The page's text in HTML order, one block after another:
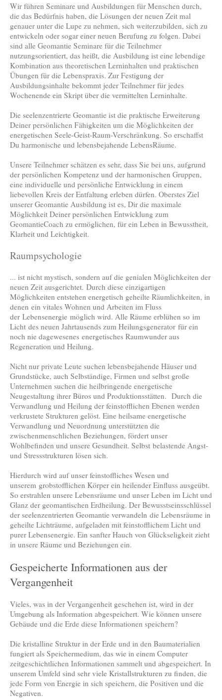
Wir führen Seminare und Ausbildungen für Menschen durch,
die das Bedürfnis haben, die Lösungen der neuen Zeit mal
genauer unter die Lupe zu nehmen, sich weiterzubilden, sich zu
entwickeln oder sogar einer neuen Berufung zu folgen. Dabei
sind alle Geomantie Seminare für die Teilnehmer
nutzungsorientiert, das heißt, die Ausbildung ist eine lebendige
Kombination aus theoretischen Lerninhalten und praktischen
Übungen für die Lebenspraxis. Zur Festigung der
Ausbildungsinhalte bekommt jeder Teilnehmer für jedes
Wochenende ein Skript über die vermittelten Lerninhalte.
Die seelenzentrierte Geomantie ist die praktische Erweiterung
Deiner persönlichen Fähigkeiten um die Möglichkeiten der
energetischen Seele-Geist-Raum-Verschränkung. So erschaffst
Du harmonische und lebensbejahende LebensRäume.
Unsere Teilnehmer schätzen es sehr, dass Sie bei uns, aufgrund
der persönlichen Kompetenz und der harmonischen Gruppen,
eine individuelle und persönliche Entwicklung in einem
liebevollen Kreis der Entfaltung erleben dürfen. Oberstes Ziel
unserer Geomantie Ausbildung ist es, Dir die maximale
Möglichkeit Deiner persönlichen Entwicklung zum
GeomantieCoach zu ermöglichen, für ein Leben in Bewusstheit,
Klarheit und Leichtigkeit.
Raumpsychologie
... ist nicht mystisch, sondern auf die genialen Möglichkeiten der
neuen Zeit ausgerichtet. Durch diese einzigartigen
Möglichkeiten entstehen energetisch geheilte Räumlichkeiten, in
denen ein vitales Wohnen und Arbeiten im Fluss
der Lebensenergie möglich wird. Alle Räume erblühen so im
Licht des neuen Jahrtausends zum Heilungsgenerator für ein
noch nie dagewesenes energetisches Raumwunder aus
Regeneration und Heilung.
Nicht nur private Leute suchen lebensbejahende Häuser und
Grundstücke, auch Selbständige, Firmen und selbst große
Unternehmen suchen die heilbringende energetische
Neugestaltung ihrer Büros und Produktionsstätten. Durch die
Verwandlung und Heilung der feinstofflichen Ebenen werden
verkrustete Strukturen gelöst. Eine heilsame energetische
Verwandlung und Neuordnung unterstützten die
zwischenmenschlichen Beziehungen, fördert unser
Wohlbefinden und unsere Gesundheit. Selbst belastende Angst-
und Stressstrukturen lösen sich.
Hierdurch wird auf unser feinstoffliches Wesen und
unserem grobstofflichen Körper ein heilender Einfluss ausgeübt.
So erstrahlen unsere Lebensräume und unser Leben im Licht und
Glanz der geomantischen Erdheilung. Der Bewusstseinsschlüssel
der seelenzentrierten Geomantie verwandeln die Lebensräume in
geheilte Lichträume, aufgeladen mit feinstofflichem Licht und
purer Lebensenergie. Ein sanfter Hauch von Glückseligkeit zieht
in unsere Räume und Beziehungen ein.
Gespeicherte Informationen aus der
Vergangenheit
Vieles, was in der Vergangenheit geschehen ist, wird in der
Umgebung als Information abgespeichert. Wie können unsere
Gebäude und die Erde diese Informationen speichern?
Die kristalline Struktur in der Erde und in den Baumaterialien
fungiert als Speichermedium, das wie in einem Computer
zeitgeschichtlichen Informationen sammelt und abgespeichert. In
unserem Umfeld sind sehr viele Kristallstrukturen zu finden, die
jede Form von Energie in sich speichern, die Positiven und die
Negativen.